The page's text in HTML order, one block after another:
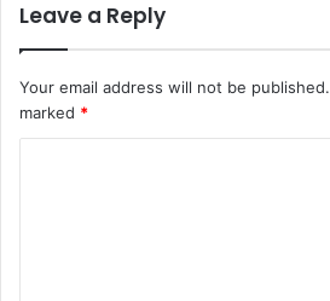
Leave a Reply
Your email address will not be published.
marked *